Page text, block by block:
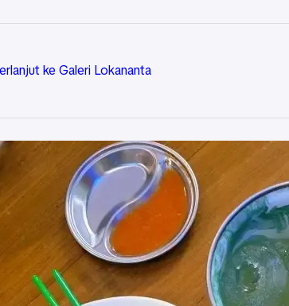
ke Galeri Lokananta